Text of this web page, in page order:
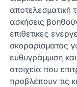
αποτελεσματική
ασκήσεις
επιθετικές
σκοραρίσματος
ευθυγράμμιση
στοιχεία που
προβλέπουν τις